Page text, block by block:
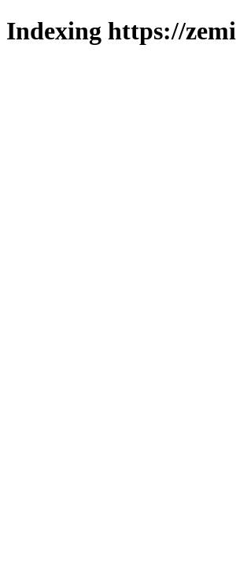
Indexing https://